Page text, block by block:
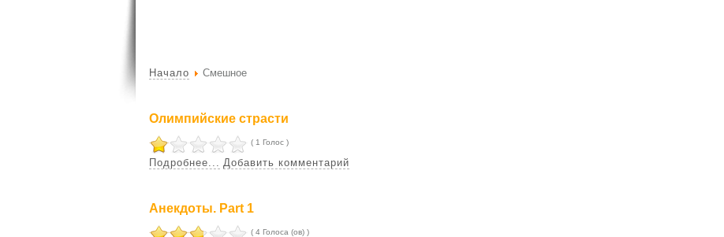
Начало Смешное
Олимпийские страсти
( 1 Голос )
Подробнее... Добавить комментарий
Анекдоты. Part 1
( 4 Голоса (ов) )